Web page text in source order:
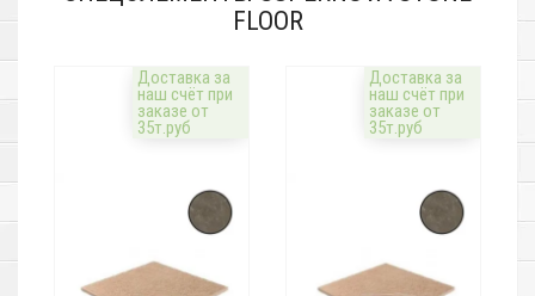
FLOOR
Доставка за
наш счёт при
заказе от
35т.руб
Доставка за
наш счёт при
заказе от
35т.руб